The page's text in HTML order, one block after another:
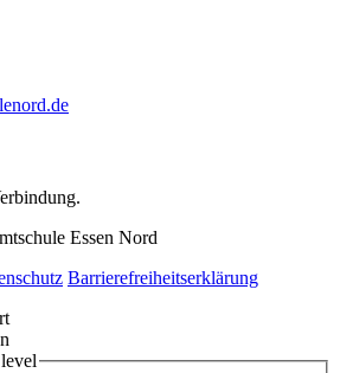
Essen Nord
Barrierefreiheitserklärung